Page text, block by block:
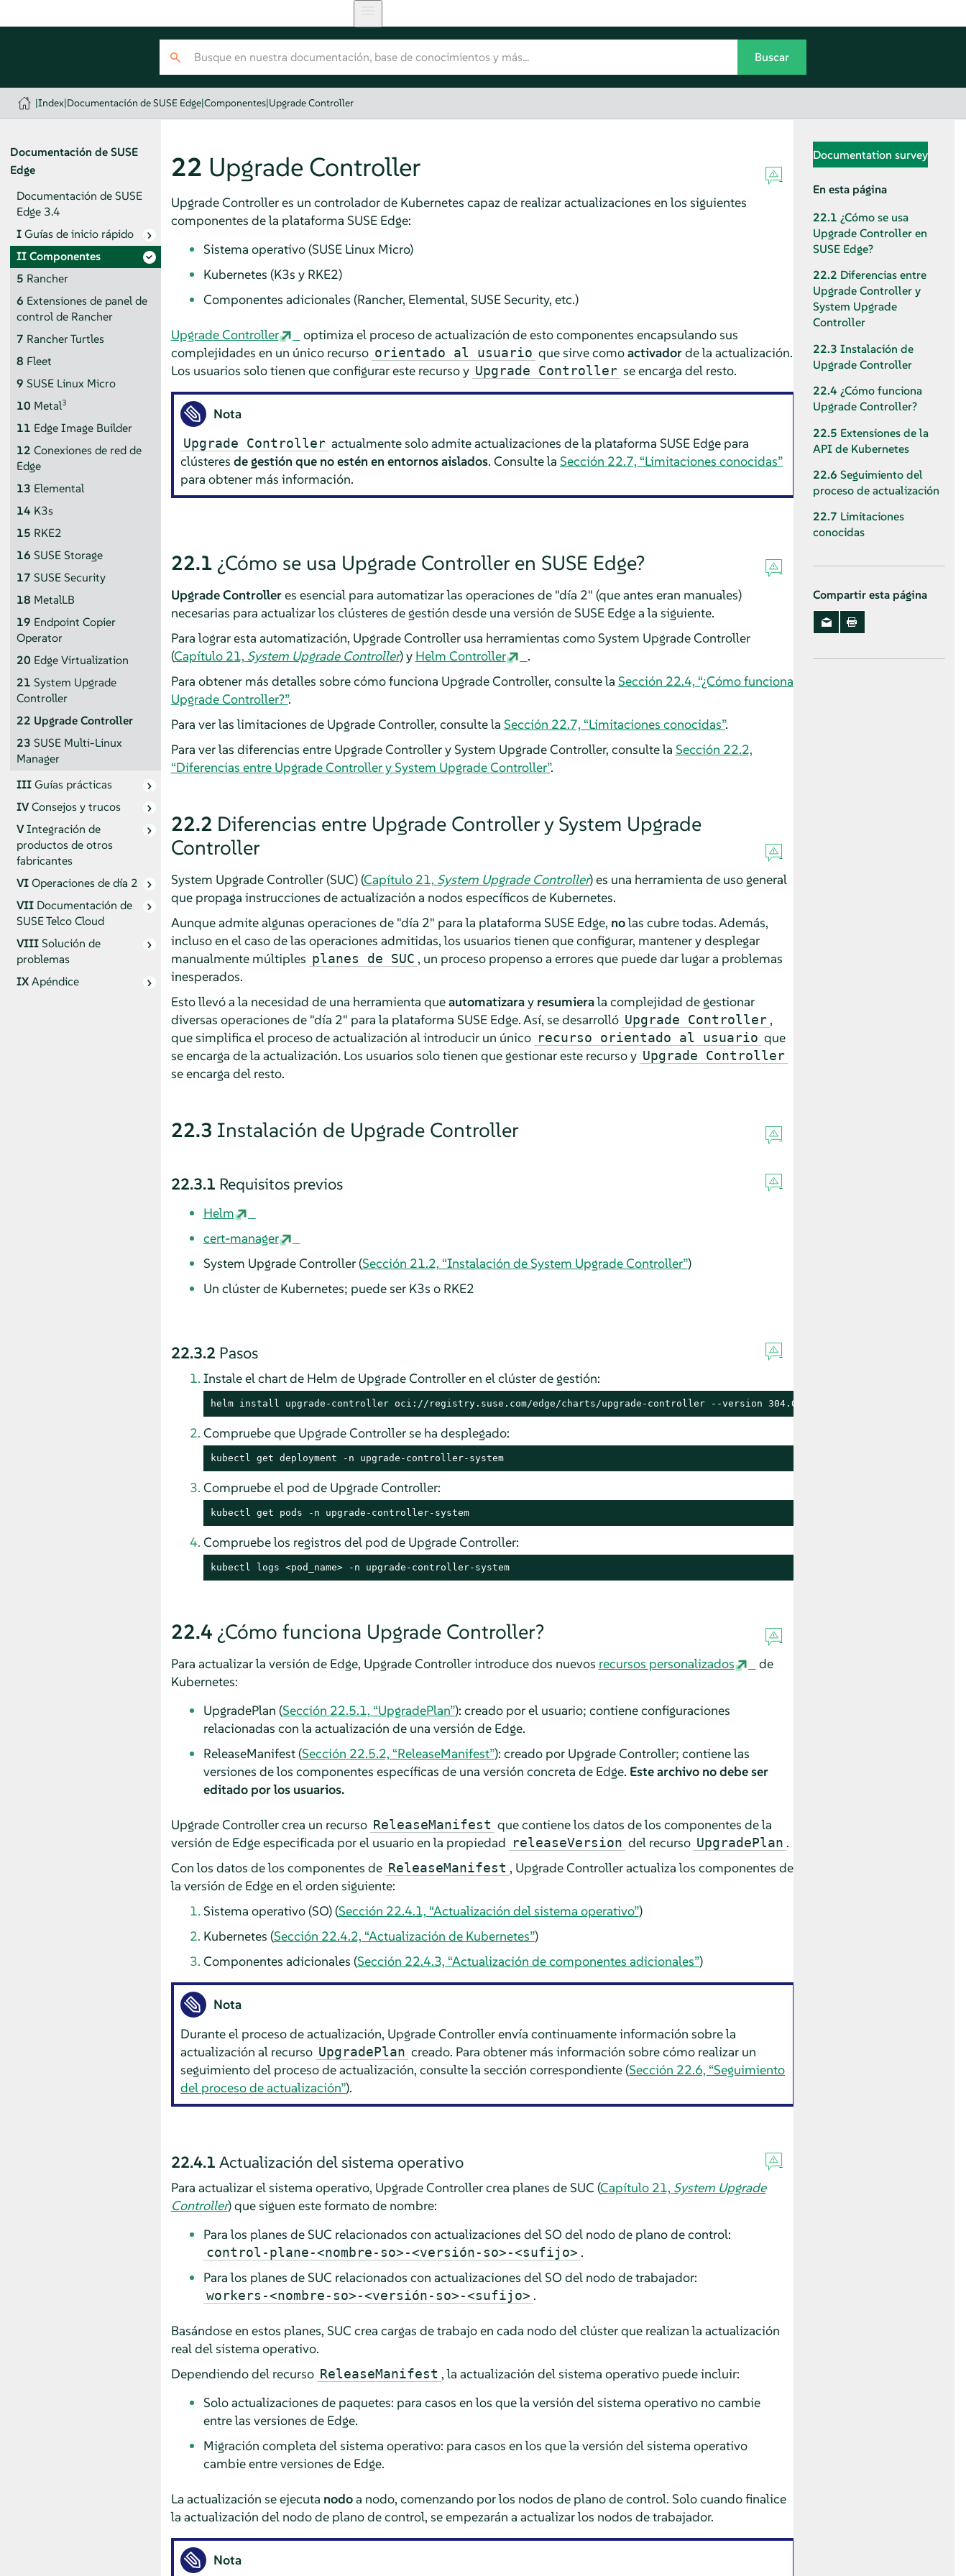
|Index|Documentación de SUSE Edge|Componentes|Upgrade Controller
Documentación de SUSE
Edge
Documentación de SUSE
Edge 3.4
IGuías de inicio rápido
IIComponentes
5 Rancher
6 Extensiones de panel de
control de Rancher
7 Rancher Turtles
8 Fleet
9 SUSE Linux Micro
10 Metal3
11 Edge Image Builder
12 Conexiones de red de
Edge
13 Elemental
14 K3s
15 RKE2
16 SUSE Storage
17 SUSE Security
18 MetalLB
19 Endpoint Copier
Operator
20 Edge Virtualization
21 System Upgrade
Controller
22 Upgrade Controller
23 SUSE Multi-Linux
Manager
IIIGuías prácticas
IVConsejos y trucos
VIntegración de
productos de otros
fabricantes
VIOperaciones de día 2
VII Documentación de
SUSE Telco Cloud
VIIISolución de
problemas
IXApéndice
22 Upgrade Controller
Upgrade Controller es un controlador de Kubernetes capaz de realizar actualizaciones en los siguientes
componentes de la plataforma SUSE Edge:
Sistema operativo (SUSE Linux Micro)
Kubernetes (K3s y RKE2)
Componentes adicionales (Rancher, Elemental, SUSE Security, etc.)
Upgrade Controller
optimiza el proceso de actualización de esto componentes encapsulando sus
complejidades en un único recurso orientado al usuario que sirve comoactivadorde la actualización.
Los usuarios solo tienen que configurar este recurso y Upgrade Controller se encarga del resto.
Nota
Upgrade Controller actualmente solo admite actualizaciones de la plataforma SUSE Edge para
clústeresde gestión que no estén en entornos aislados. Consulte laSección 22.7, “Limitaciones conocidas”
para obtener más información.
22.1 ¿Cómo se usa Upgrade Controller en SUSE Edge?
Upgrade Controlleres esencial para automatizar las operaciones de "día 2" (que antes eran manuales)
necesarias para actualizar los clústeres de gestión desde una versión de SUSE Edge a la siguiente.
Para lograr esta automatización, Upgrade Controller usa herramientas como System Upgrade Controller
(Capítulo 21, System Upgrade Controller) y Helm Controller
.
Para obtener más detalles sobre cómo funciona Upgrade Controller, consulte la Sección 22.4, “¿Cómo funciona
Upgrade Controller?”.
Para ver las limitaciones de Upgrade Controller, consulte la Sección 22.7, “Limitaciones conocidas”.
Para ver las diferencias entre Upgrade Controller y System Upgrade Controller, consulte la Sección 22.2,
“Diferencias entre Upgrade Controller y System Upgrade Controller”.
22.2 Diferencias entre Upgrade Controller y System Upgrade
Controller
System Upgrade Controller (SUC) (Capítulo 21, System Upgrade Controller) es una herramienta de uso general
que propaga instrucciones de actualización a nodos específicos de Kubernetes.
Aunque admite algunas operaciones de "día 2" para la plataforma SUSE Edge, nolas cubre todas. Además,
incluso en el caso de las operaciones admitidas, los usuarios tienen que configurar, mantener y desplegar
manualmente múltiples planes de SUC , un proceso propenso a errores que puede dar lugar a problemas
inesperados.
Esto llevó a la necesidad de una herramienta queautomatizaray resumierala complejidad de gestionar
diversas operaciones de "día 2" para la plataforma SUSE Edge. Así, se desarrolló Upgrade Controller ,
que simplifica el proceso de actualización al introducir un único recurso orientado al usuario que
se encarga de la actualización. Los usuarios solo tienen que gestionar este recurso y Upgrade Controller
se encarga del resto.
22.3 Instalación de Upgrade Controller
22.3.1 Requisitos previos
Helm
cert-manager
System Upgrade Controller (Sección 21.2, “Instalación de System Upgrade Controller”)
Un clúster de Kubernetes; puede ser K3s o RKE2
22.3.2 Pasos
Instale el chart de Helm de Upgrade Controller en el clúster de gestión:
helm install upgrade-controller oci://registry.suse.com/edge/charts/upgrade-controller --version 304.0.1+up0.1.1 --create-namespace
Compruebe que Upgrade Controller se ha desplegado:
kubectl get deployment -n upgrade-controller-system
Compruebe el pod de Upgrade Controller:
kubectl get pods -n upgrade-controller-system
Compruebe los registros del pod de Upgrade Controller:
kubectl logs <pod_name> -n upgrade-controller-system
22.4 ¿Cómo funciona Upgrade Controller?
Para actualizar la versión de Edge, Upgrade Controller introduce dos nuevos recursos personalizados
de
Kubernetes:
UpgradePlan (Sección 22.5.1, “UpgradePlan”): creado por el usuario; contiene configuraciones
relacionadas con la actualización de una versión de Edge.
ReleaseManifest (Sección 22.5.2, “ReleaseManifest”): creado por Upgrade Controller; contiene las
versiones de los componentes específicas de una versión concreta de Edge. Este archivo no debe ser
editado por los usuarios.
Upgrade Controller crea un recurso ReleaseManifest que contiene los datos de los componentes de la
versión de Edge especificada por el usuario en la propiedad releaseVersion del recurso UpgradePlan .
Con los datos de los componentes de ReleaseManifest , Upgrade Controller actualiza los componentes de
la versión de Edge en el orden siguiente:
Sistema operativo (SO) (Sección 22.4.1, “Actualización del sistema operativo”)
Kubernetes (Sección 22.4.2, “Actualización de Kubernetes”)
Componentes adicionales (Sección 22.4.3, “Actualización de componentes adicionales”)
Nota
Durante el proceso de actualización, Upgrade Controller envía continuamente información sobre la
actualización al recurso UpgradePlan creado. Para obtener más información sobre cómo realizar un
seguimiento del proceso de actualización, consulte la sección correspondiente (Sección 22.6, “Seguimiento
del proceso de actualización”).
22.4.1 Actualización del sistema operativo
Para actualizar el sistema operativo, Upgrade Controller crea planes de SUC (Capítulo 21, System Upgrade
Controller) que siguen este formato de nombre:
Para los planes de SUC relacionados con actualizaciones del SO del nodo de plano de control:
control-plane-<nombre-so>-<versión-so>-<sufijo> .
Para los planes de SUC relacionados con actualizaciones del SO del nodo de trabajador:
workers-<nombre-so>-<versión-so>-<sufijo> .
Basándose en estos planes, SUC crea cargas de trabajo en cada nodo del clúster que realizan la actualización
real del sistema operativo.
Dependiendo del recurso ReleaseManifest , la actualización del sistema operativo puede incluir:
Solo actualizaciones de paquetes: para casos en los que la versión del sistema operativo no cambie
entre las versiones de Edge.
Migración completa del sistema operativo: para casos en los que la versión del sistema operativo
cambie entre versiones de Edge.
La actualización se ejecuta nodoa nodo, comenzando por los nodos de plano de control. Solo cuando finalice
la actualización del nodo de plano de control, se empezarán a actualizar los nodos de trabajador.
Nota
Documentation survey
En esta página
22.1 ¿Cómo se usa
Upgrade Controller en
SUSE Edge?
22.2 Diferencias entre
Upgrade Controller y
System Upgrade
Controller
22.3 Instalación de
Upgrade Controller
22.4 ¿Cómo funciona
Upgrade Controller?
22.5 Extensiones de la
API de Kubernetes
22.6 Seguimiento del
proceso de actualización
22.7 Limitaciones
conocidas
Compartir esta página